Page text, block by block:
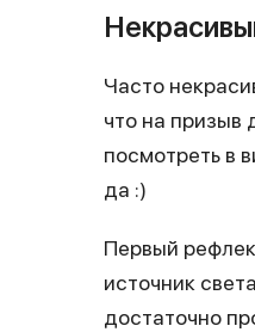
Часто
что на призыв
посмотреть в
да :)
Первый
источник
достаточно